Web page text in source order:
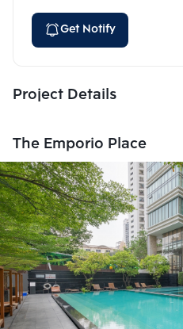
Get Notify
Project Details
The Emporio Place